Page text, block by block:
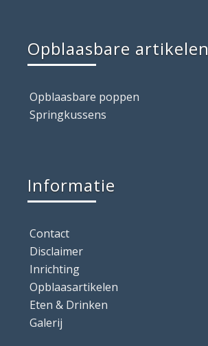
Opblaasbare artikelen
Opblaasbare poppen
Springkussens
Informatie
Contact
Disclaimer
Inrichting
Opblaasartikelen
Eten & Drinken
Galerij